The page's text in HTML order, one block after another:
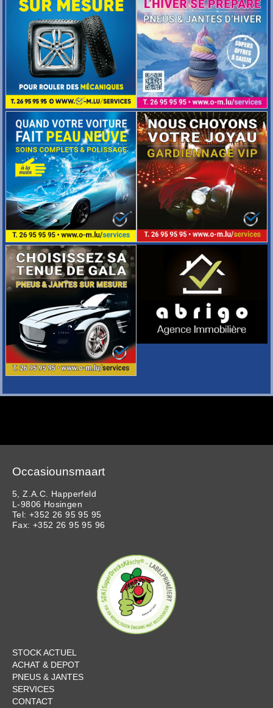
Occasiounsmaart
5, Z.A.C. Happerfeld
L-9806 Hosingen
Tel: +352 26 95 95 95
Fax: +352 26 95 95 96
STOCK ACTUEL
ACHAT & DEPOT
PNEUS & JANTES
SERVICES
CONTACT